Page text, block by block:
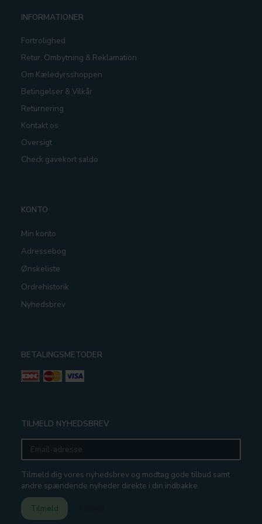
INFORMATIONER
Fortrolighed
Retur, Ombytning & Reklamation
Om Kæledyrsshoppen
Betingelser & Vilkår
Returnering
Kontakt os
Oversigt
Check gavekort saldo
KONTO
Min konto
Adressebog
Ønskeliste
Ordrehistorik
Nyhedsbrev
BETALINGSMETODER
TILMELD NYHEDSBREV
Email-
adresse
Tilmeld dig vores nyhedsbrev og modtag gode tilbud samt
andre spændende nyheder direkte i din indbakke.
Tilmeld